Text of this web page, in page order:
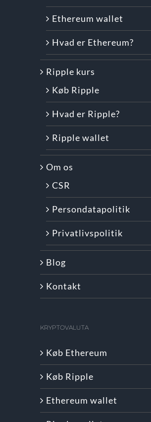
Ethereum wallet
Hvad er Ethereum?
Ripple kurs
Køb Ripple
Hvad er Ripple?
Ripple wallet
Om os
CSR
Persondatapolitik
Privatlivspolitik
Blog
Kontakt
KRYPTOVALUTA
Køb Ethereum
Køb Ripple
Ethereum wallet